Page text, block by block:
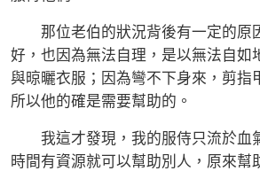
那位老伯的狀況背後有一定的原
好，也因為無法自理，是以無法自如
與晾曬衣服；因為彎不下身來，剪指
所以他的確是需要幫助的。
我這才發現，我的服侍只流於血
時間有資源就可以幫助別人，原來幫